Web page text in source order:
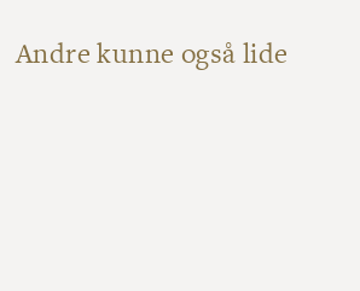
Andre kunne også lide